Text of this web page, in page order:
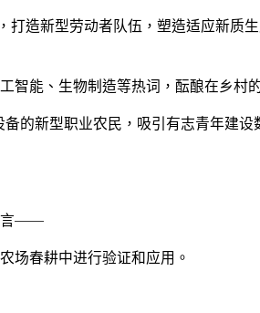
造新型劳动者队伍，塑造适应新质
智能、生物制造等热词，酝酿在乡村
的新型职业农民，吸引有志青年建
言——
场春耕中进行验证和应用。